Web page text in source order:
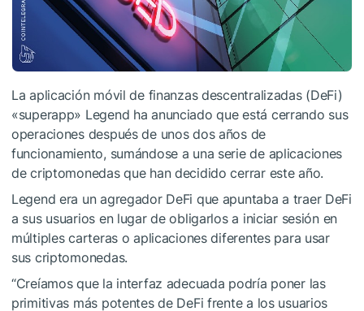
La aplicación móvil de finanzas descentralizadas (DeFi)
«superapp» Legend ha anunciado que está cerrando sus
operaciones después de unos dos años de
funcionamiento, sumándose a una serie de aplicaciones
de criptomonedas que han decidido cerrar este año.
Legend era un agregador DeFi que apuntaba a traer DeFi
a sus usuarios en lugar de obligarlos a iniciar sesión en
múltiples carteras o aplicaciones diferentes para usar
sus criptomonedas.
“Creíamos que la interfaz adecuada podría poner las
primitivas más potentes de DeFi frente a los usuarios